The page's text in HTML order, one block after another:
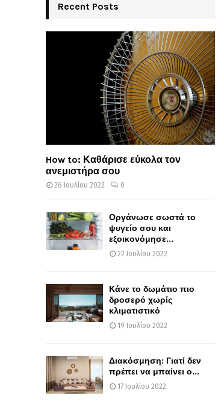
Recent Posts
How to: Καθάρισε εύκολα τον
ανεμιστήρα σου
26 Ιουλίου 2022 0
Οργάνωσε σωστά το
ψυγείο σου και
εξοικονόμησε...
22 Ιουλίου 2022
Κάνε το δωμάτιο πιο
δροσερό χωρίς
κλιματιστικό
19 Ιουλίου 2022
Διακόσμηση: Γιατί δεν
πρέπει να μπαίνει ο...
17 Ιουλίου 2022